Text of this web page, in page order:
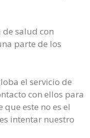
salud con
parte de los
el servicio de
con ellos para
este no es el
intentar nuestro